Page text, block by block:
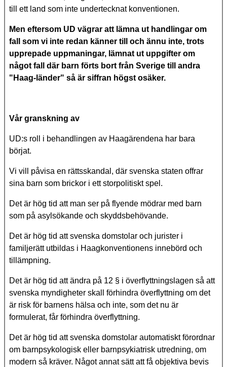
till ett land som inte undertecknat konventionen.
Men eftersom UD vägrar att lämna ut handlingar om
fall som vi inte redan känner till och ännu inte, trots
upprepade uppmaningar, lämnat ut uppgifter om
något fall där barn förts bort från Sverige till andra
"Haag-länder" så är siffran högst osäker.
Vår granskning av
UD:s roll i behandlingen av Haagärendena har bara
börjat.
Vi vill påvisa en rättsskandal, där svenska staten offrar
sina barn som brickor i ett storpolitiskt spel.
Det är hög tid att man ser på flyende mödrar med barn
som på asylsökande och skyddsbehövande.
Det är hög tid att svenska domstolar och jurister i
familjerätt utbildas i Haagkonventionens innebörd och
tillämpning.
Det är hög tid att ändra på 12 § i överflyttningslagen så att
svenska myndigheter skall förhindra överflyttning om det
är risk för barnens hälsa och inte, som det nu är
formulerat, får förhindra överflyttning.
Det är hög tid att svenska domstolar automatiskt förordnar
om barnpsykologisk eller barnpsykiatrisk utredning, om
modern så kräver. Något annat sätt att få objektiva bevis